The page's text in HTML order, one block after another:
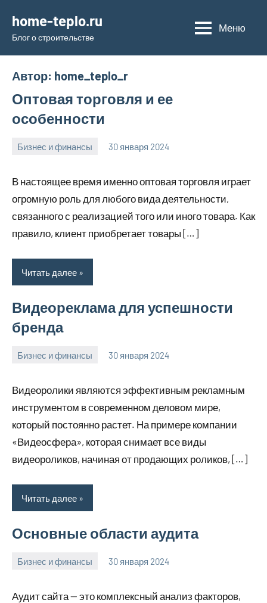
содержимому
home-teplo.ru
Блог о строительстве
Меню
Автор: home_teplo_r
Оптовая торговля и ее
особенности
Бизнес и финансы 30 января 2024
home_teplo_r
В настоящее время именно оптовая торговля играет
огромную роль для любого вида деятельности,
связанного с реализацией того или иного товара. Как
правило, клиент приобретает товары […]
Читать далее
Видеореклама для успешности
бренда
Бизнес и финансы 30 января 2024
home_teplo_r
Видеоролики являются эффективным рекламным
инструментом в современном деловом мире,
который постоянно растет. На примере компании
«Видеосфера», которая снимает все виды
видеороликов, начиная от продающих роликов, […]
Читать далее
Основные области аудита
Бизнес и финансы 30 января 2024
home_teplo_r
Аудит сайта — это комплексный анализ факторов,